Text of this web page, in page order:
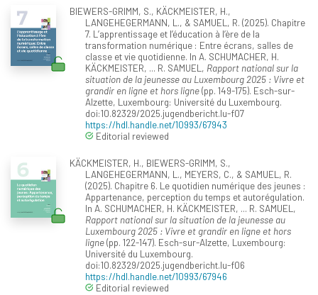
BIEWERS-GRIMM, S., KÄCKMEISTER, H.,
LANGEHEGERMANN, L., & SAMUEL, R. (2025). Chapitre
7. L’apprentissage et l’éducation à l’ère de la
transformation numérique : Entre écrans, salles de
classe et vie quotidienne. In A. SCHUMACHER, H.
KÄCKMEISTER, ... R. SAMUEL, Rapport national sur la
situation de la jeunesse au Luxembourg 2025 : Vivre et
grandir en ligne et hors ligne(pp. 149-175). Esch-sur-
Alzette, Luxembourg: Université du Luxembourg.
doi:10.82329/2025.jugendbericht.lu-f07
https://hdl.handle.net/10993/67943
Editorial reviewed
KÄCKMEISTER, H., BIEWERS-GRIMM, S.,
LANGEHEGERMANN, L., MEYERS, C., & SAMUEL, R.
(2025). Chapitre 6. Le quotidien numérique des jeunes :
Appartenance, perception du temps et autorégulation.
In A. SCHUMACHER, H. KÄCKMEISTER, ... R. SAMUEL,
Rapport national sur la situation de la jeunesse au
Luxembourg 2025 : Vivre et grandir en ligne et hors
ligne(pp. 122-147). Esch-sur-Alzette, Luxembourg:
Université du Luxembourg.
doi:10.82329/2025.jugendbericht.lu-f06
https://hdl.handle.net/10993/67946
Editorial reviewed